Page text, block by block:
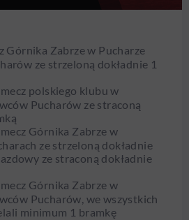
Górnika Zabrze w Pucharze
ze strzeloną dokładnie 1
polskiego klubu w
Pucharów ze straconą
Górnika Zabrze w
ze strzeloną dokładnie
ze straconą dokładnie
Górnika Zabrze w
Pucharów, we wszystkich
minimum 1 bramkę